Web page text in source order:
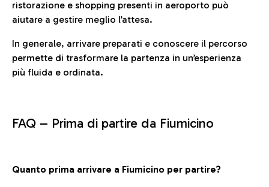
ristorazione e shopping presenti in aeroporto può
aiutare a gestire meglio l’attesa.
In generale, arrivare preparati e conoscere il percorso
permette di trasformare la partenza in un’esperienza
più fluida e ordinata.
FAQ – Prima di partire da Fiumicino
Quanto prima arrivare a Fiumicino per partire?